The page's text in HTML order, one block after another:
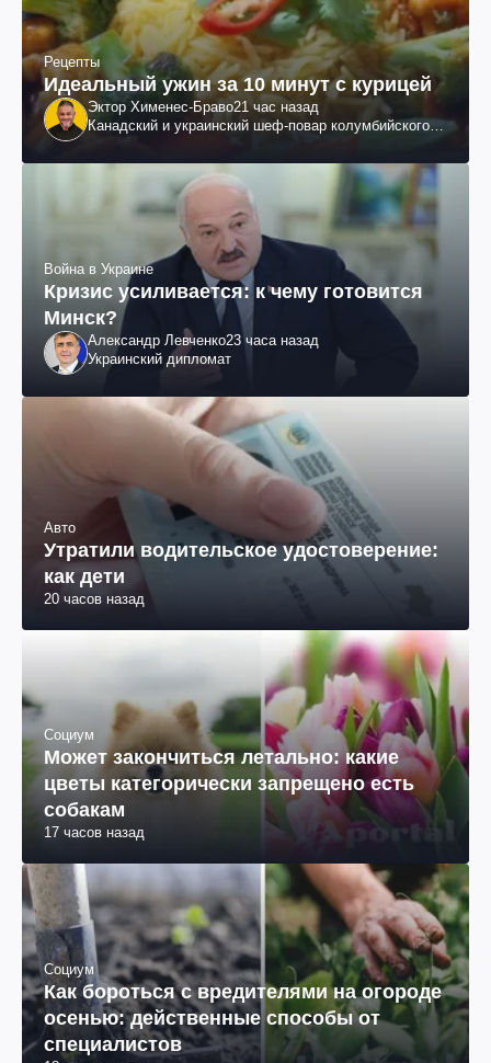
Рецепты
Идеальный ужин за 10 минут с курицей
Эктор Хименес-Браво21 час назад
Канадский и украинский шеф-повар колумбийского
Война в Украине
Кризис усиливается: к чему готовится
Минск?
Александр Левченко23 часа назад
Украинский дипломат
Авто
Утратили водительское удостоверение:
как дети
20 часов назад
Социум
Может закончиться летально: какие
цветы категорически запрещено есть
собакам
17 часов назад
Социум
Как бороться с вредителями на огороде
осенью: действенные способы от
специалистов